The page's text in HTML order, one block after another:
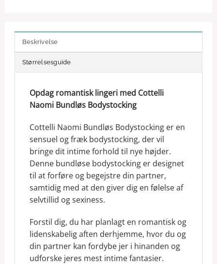
Beskrivelse
Størrelsesguide
Opdag romantisk lingeri med Cottelli
Naomi Bundløs Bodystocking
Cottelli Naomi Bundløs Bodystocking er en
sensuel og fræk bodystocking, der vil
bringe dit intime forhold til nye højder.
Denne bundløse bodystocking er designet
til at forføre og begejstre din partner,
samtidig med at den giver dig en følelse af
selvtillid og sexiness.
Forstil dig, du har planlagt en romantisk og
lidenskabelig aften derhjemme, hvor du og
din partner kan fordybe jer i hinanden og
udforske jeres mest intime fantasier.